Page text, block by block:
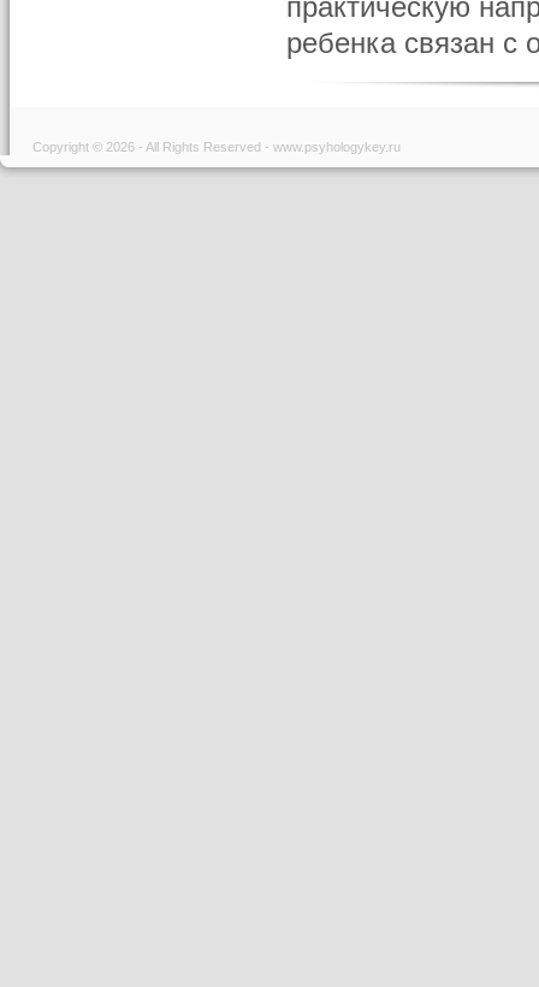
практическую
ребенка связан с
Copyright © 2026 - All Rights Reserved - www.psyhologykey.ru